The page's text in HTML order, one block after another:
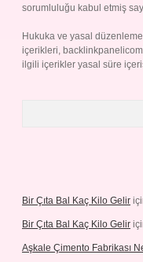
sorumluluğu kabul etmiş
Hukuka ve yasal
içerikleri,
ilgili içerikler yasal süre
Bir Çıta Bal Kaç Kilo Gelir
Bir Çıta Bal Kaç Kilo Gelir
Aşkale Çimento Fabrikası